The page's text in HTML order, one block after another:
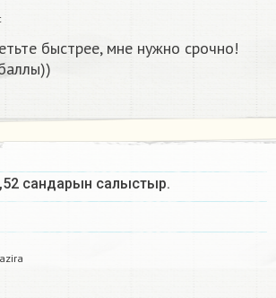
быстрее, мне нужно срочно!
сандарын салыстыр.